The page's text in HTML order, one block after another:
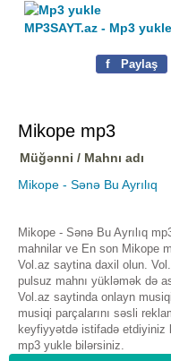
MP3SAYT.az - Mp3
f Paylaş
Mikope mp3
Müğənni / Mahnı adı
Mikope - Sənə Bu Ayrılıq
Mikope - Sənə Bu Ayrılıq
mahnilar ve En son Mikope
Vol.az saytina daxil olun.
pulsuz mahnı yükləmək də
Vol.az saytinda onlayn
musiqi parçalarını səsli
keyfiyyətdə istifadə etdiyiniz
mp3 yukle bilərsiniz.